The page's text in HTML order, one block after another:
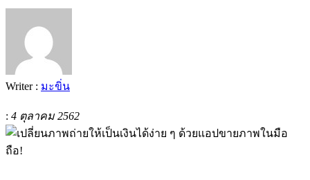
Writer : มะขิ่น
: 4 ตุลาคม 2562